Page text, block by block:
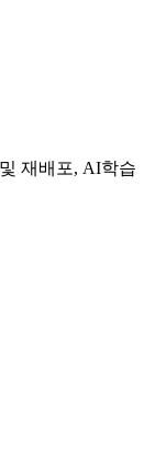
재배포, AI학습